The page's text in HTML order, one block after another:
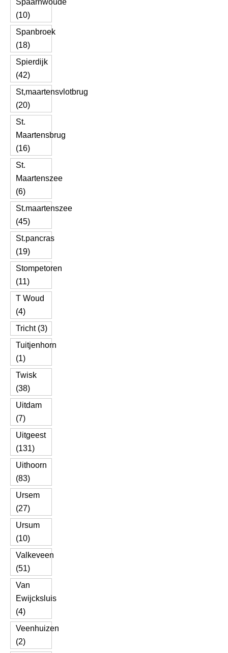
Spaarnwoude
(10)
Spanbroek
(18)
Spierdijk
(42)
St,maartensvlotbrug
(20)
St.
Maartensbrug
(16)
St.
Maartenszee
(6)
St.maartenszee
(45)
St.pancras
(19)
Stompetoren
(11)
T Woud
(4)
Tricht (3)
Tuitjenhorn
(1)
Twisk
(38)
Uitdam
(7)
Uitgeest
(131)
Uithoorn
(83)
Ursem
(27)
Ursum
(10)
Valkeveen
(51)
Van
Ewijcksluis
(4)
Veenhuizen
(2)